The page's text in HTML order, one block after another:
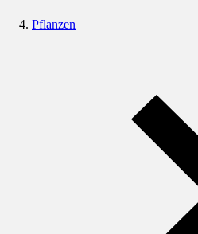
Pflanzen